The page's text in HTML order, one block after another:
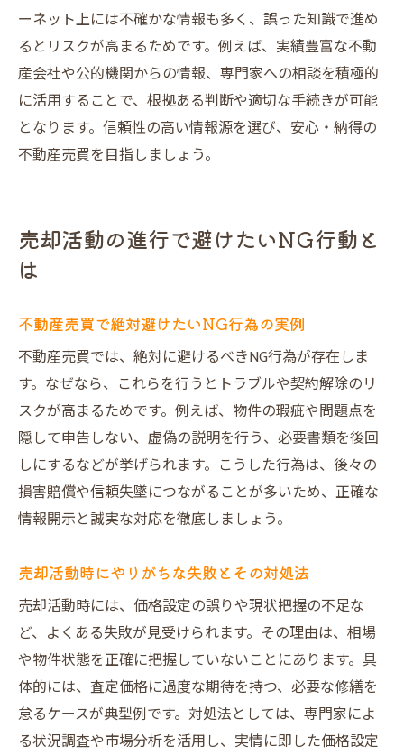
トラブル回避のために押さえておく質問例
不動産売買の相談で多いQ&Aを紹介
安心して売買するための実践的な知識
不動産売買初心者が知っておきたいQ&A
ーネット上には不確かな情報も多く、誤った知識で進め
るとリスクが高まるためです。例えば、実績豊富な不動
産会社や公的機関からの情報、専門家への相談を積極的
に活用することで、根拠ある判断や適切な手続きが可能
となります。信頼性の高い情報源を選び、安心・納得の
不動産売買を目指しましょう。
売却活動の進行で避けたいNG行動と
は
不動産売買で絶対避けたいNG行為の実例
不動産売買では、絶対に避けるべきNG行為が存在しま
す。なぜなら、これらを行うとトラブルや契約解除のリ
スクが高まるためです。例えば、物件の瑕疵や問題点を
隠して申告しない、虚偽の説明を行う、必要書類を後回
しにするなどが挙げられます。こうした行為は、後々の
損害賠償や信頼失墜につながることが多いため、正確な
情報開示と誠実な対応を徹底しましょう。
売却活動時にやりがちな失敗とその対処法
売却活動時には、価格設定の誤りや現状把握の不足な
ど、よくある失敗が見受けられます。その理由は、相場
や物件状態を正確に把握していないことにあります。具
体的には、査定価格に過度な期待を持つ、必要な修繕を
怠るケースが典型例です。対処法としては、専門家によ
る状況調査や市場分析を活用し、実情に即した価格設定